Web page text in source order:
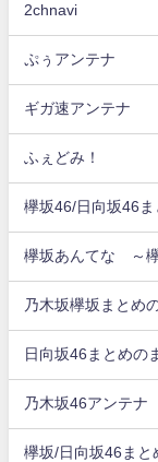
2chnavi
ぷぅアンテナ
ギガ速アンテナ
ふぇどみ！
欅坂46/日向坂46
欅坂あんてな ～
乃木坂欅坂まとめ
日向坂46まとめの
乃木坂46アンテナ
欅坂/日向坂46まと